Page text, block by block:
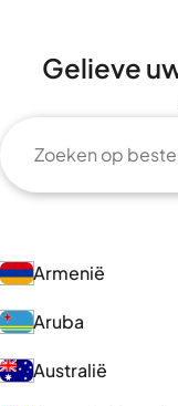
Gelieve
Armenië
Aruba
Australië